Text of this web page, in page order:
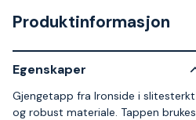
Produktinformasjon
Egenskaper
Gjengetapp fra Ironside i slitesterkt
og robust materiale. Tappen brukes